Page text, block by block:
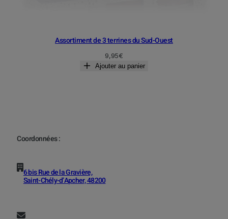
Assortiment de 3 terrines du Sud-Ouest
9,95€
Ajouter au panier
Coordonnées :
6 bis Rue de la Gravière,
Saint-Chély-d’Apcher, 48200